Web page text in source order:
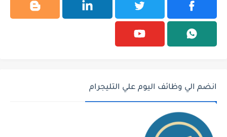
انضم الي وظائف اليوم علي التليجرام